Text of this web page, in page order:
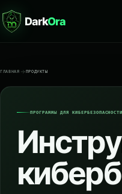
DarkOra
ГЛАВНАЯ ПРОДУКТЫ
ПРОГРАММЫ ДЛЯ КИБЕРБЕЗОПАСНОСТИ